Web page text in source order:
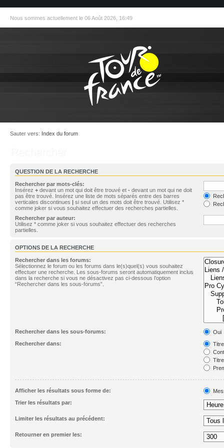
Nous sommes actuellement le 06 Août 2026, 16:49
Sauter vers: Index du forum
QUESTION DE LA RECHERCHE
Rechercher par mots-clés:
Insérez + devant un mot qui doit être trouvé et - devant un mot qui ne doit
pas être trouvé. Insérez une liste de mots séparés entre des barres
verticales discontinues | si seul un des mots doit être trouvé. Utilisez *
comme joker si vous souhaitez effectuer des recherches partielles.
Rechercher par auteur:
Utilisez * comme joker si vous souhaitez effectuer des recherches
partielles.
OPTIONS DE LA RECHERCHE
Rechercher dans les forums:
Sélectionnez le forum ou les forums dans le(s)quel(s) vous souhaitez
effectuer une recherche. Les sous-forums seront automatiquement inclus
dans la recherche si vous ne désactivez pas ci-dessous l’option
“Rechercher dans les sous-forums”.
Rechercher dans les sous-forums:
Oui
Rechercher dans:
Afficher les résultats sous forme de:
Trier les résultats par:
Limiter les résultats au précédent:
Retourner en premier les: